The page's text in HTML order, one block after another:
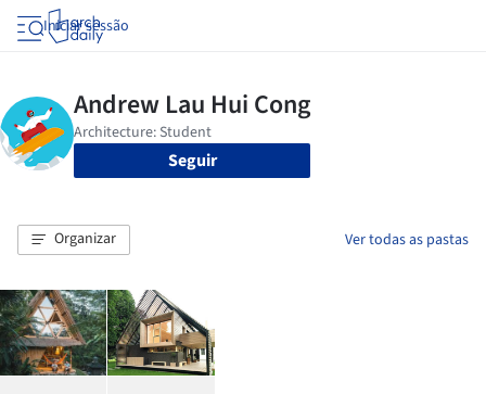
Iniciar sessão
Seguir
Organizar Ver todas as pastas